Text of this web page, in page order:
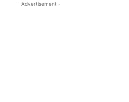
- Advertisement -